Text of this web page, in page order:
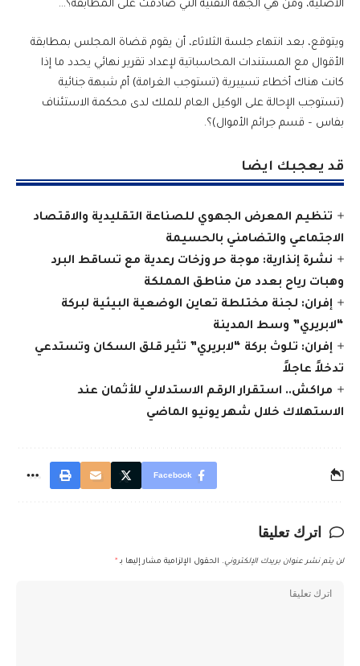
الأصلية، ومن هي الجهة التقنية التي صادقت على المطابقة؟…
ويتوقع، بعد انتهاء جلسة الثلاثاء، أن يقوم قضاة المجلس بمطابقة
الأقوال مع المستندات المحاسباتية لإعداد تقرير نهائي يحدد ما إذا
كانت هناك أخطاء تسييرية (تستوجب الغرامة) أم شبهة جنائية
(تستوجب الإحالة على الوكيل العام للملك لدى محكمة الاستئناف
بفاس – قسم جرائم الأموال)؟.
قد يعجبك ايضا
تنظيم المعرض الجهوي للصناعة التقليدية والاقتصاد
الاجتماعي والتضامني بالحسيمة
نشرة إنذارية: موجة حر وزخات رعدية مع تساقط البرد
وهبات رياح بعدد من مناطق المملكة
إفران: لجنة مختلطة تعاين الوضعية البيئية لبركة
“لابريري” وسط المدينة
إفران: تلوث بركة “لابريري” تثير قلق السكان وتستدعي
تدخلاً عاجلاً
مراكش.. استقرار الرقم الاستدلالي للأثمان عند
الاستهلاك خلال شهر يونيو الماضي
Facebook
اترك تعليقا
لن يتم نشر عنوان بريدك الإلكتروني. الحقول الإلزامية مشار إليها بـ *